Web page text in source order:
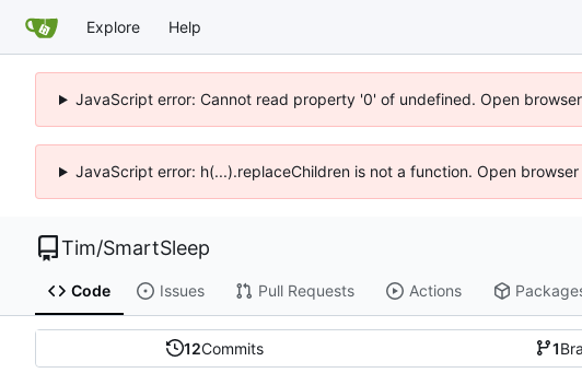
Explore Help
JavaScript error: Cannot read property '0' of undefined. Open
JavaScript error: h(...).replaceChildren is not a function. Open
Tim/SmartSleep
Code Issues Pull Requests Actions
12Commits 1